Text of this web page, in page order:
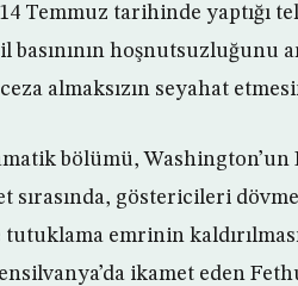
Temmuz tarihinde yaptığı
basınının hoşnutsuzluğunu
almaksızın seyahat
bölümü, Washington’un
sırasında, göstericileri
emrinin
ikamet eden